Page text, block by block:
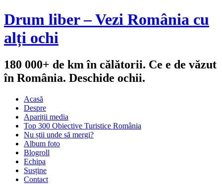
Drum liber – Vezi România cu
alți ochi
180 000+ de km în călătorii. Ce e de văzut
în România. Deschide ochii.
Acasă
Despre
Apariții media
Top 300 Obiective Turistice România
Nu știi unde să mergi?
Album foto
Blogroll
Echipa
Susține
Contact